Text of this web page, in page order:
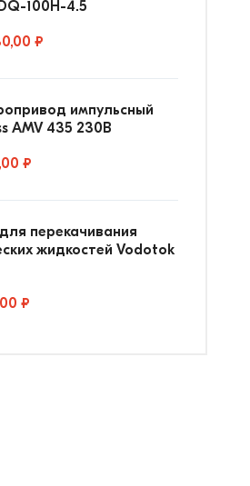
100Н-4.5
₽
импульсный
AMV 435 230В
₽
перекачивания
жидкостей Vodotok
₽